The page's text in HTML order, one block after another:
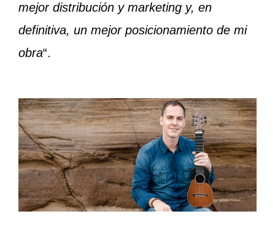
mejor distribución y marketing y, en
definitiva, un mejor posicionamiento de mi
obra“.